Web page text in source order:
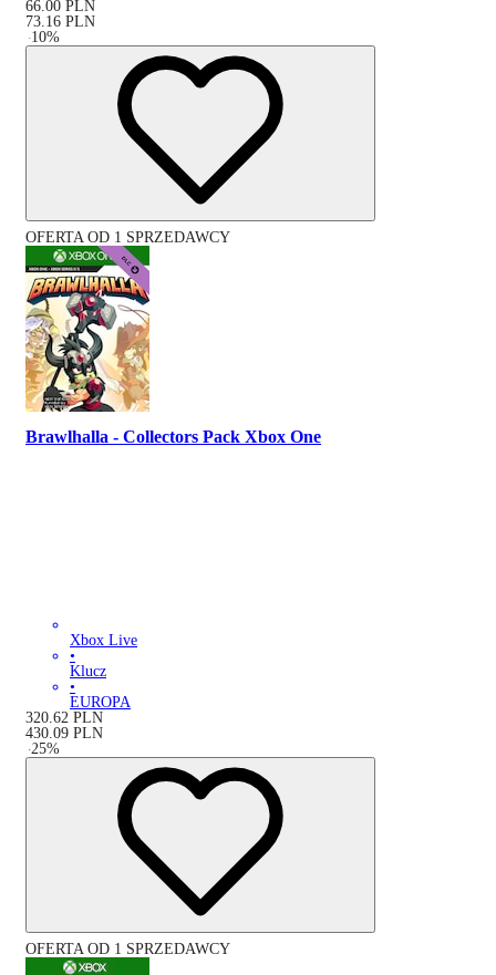
66.00 PLN
73.16 PLN
-10%
OFERTA OD 1 SPRZEDAWCY
Brawlhalla - Collectors Pack Xbox One
Xbox Live
•
Klucz
•
EUROPA
320.62 PLN
430.09 PLN
-25%
OFERTA OD 1 SPRZEDAWCY